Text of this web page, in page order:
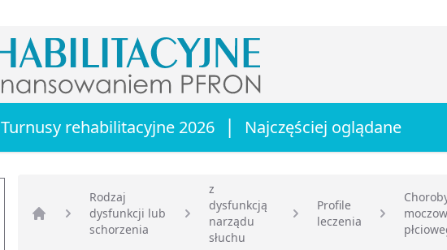
Turnusy rehabilitacyjne 2026 | Najczęściej oglądane
Strona główna
Rodzaj
dysfunkcji lub
schorzenia
z
dysfunkcją
narządu
słuchu
Profile
leczenia